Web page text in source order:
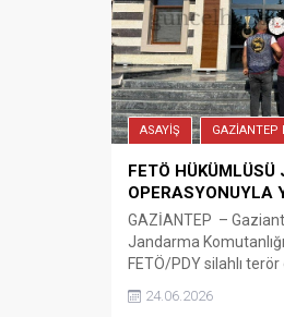
Başsavcılığı
çalışma yürüttü.TEM...
ASAYİŞ GAZİANTEP
FETÖ HÜKÜMLÜSÜ
OPERASYONUYLA
GAZİANTEP –
Jandarma
FETÖ/PDY silahlı
hakkında 6 yıl 3 ay
24.06.2026